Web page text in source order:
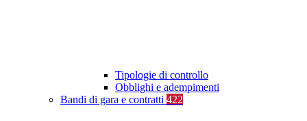
Tipologie di controllo
Obblighi e adempimenti
Bandi di gara e contratti 422